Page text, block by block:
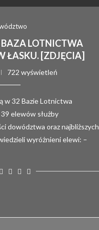
BAZA LOTNICTWA
ŁASKU. [ZDJĘCIA]
722 wyświetleń
w 32 Bazie Lotnictwa
elewów służby
dowództwa oraz
wyróżnieni elewi: –